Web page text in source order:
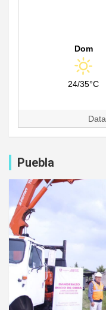
Dom
24/35°C
Puebla